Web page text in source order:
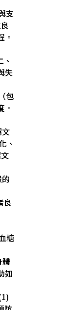
支
。
失
包
。
、
良
糖
如